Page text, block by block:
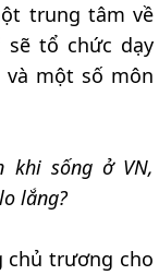
trung tâm về
sẽ tổ chức dạy
và một số môn
sống ở VN,
lắng?
chủ trương cho